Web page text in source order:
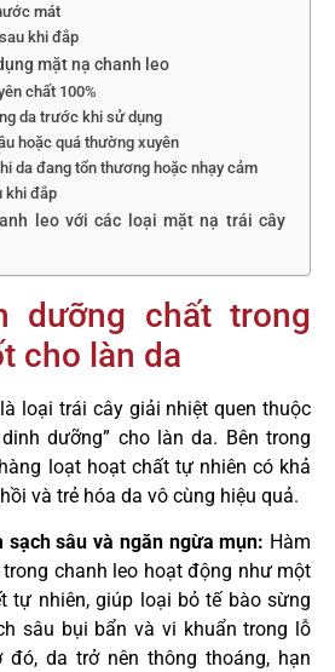
mát
khi đắp
mặt nạ chanh leo
chất 100%
da trước khi sử dụng
hoặc quá thường xuyên
da đang tổn thương hoặc nhạy cảm
khi đắp
leo với các loại mặt nạ trái cây
dưỡng chất trong
cho làn da
loại trái cây giải nhiệt quen thuộc
dưỡng” cho làn da. Bên trong
loạt hoạt chất tự nhiên có khả
và trẻ hóa da vô cùng hiệu quả.
sâu và ngăn ngừa mụn: Hàm
trong chanh leo hoạt động như một
tự nhiên, giúp loại bỏ tế bào sừng
sâu bụi bẩn và vi khuẩn trong lỗ
đó, da trở nên thông thoáng, hạn